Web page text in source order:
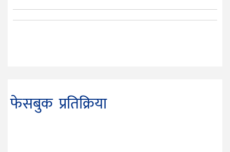
फेसबुक प्रतिक्रिया